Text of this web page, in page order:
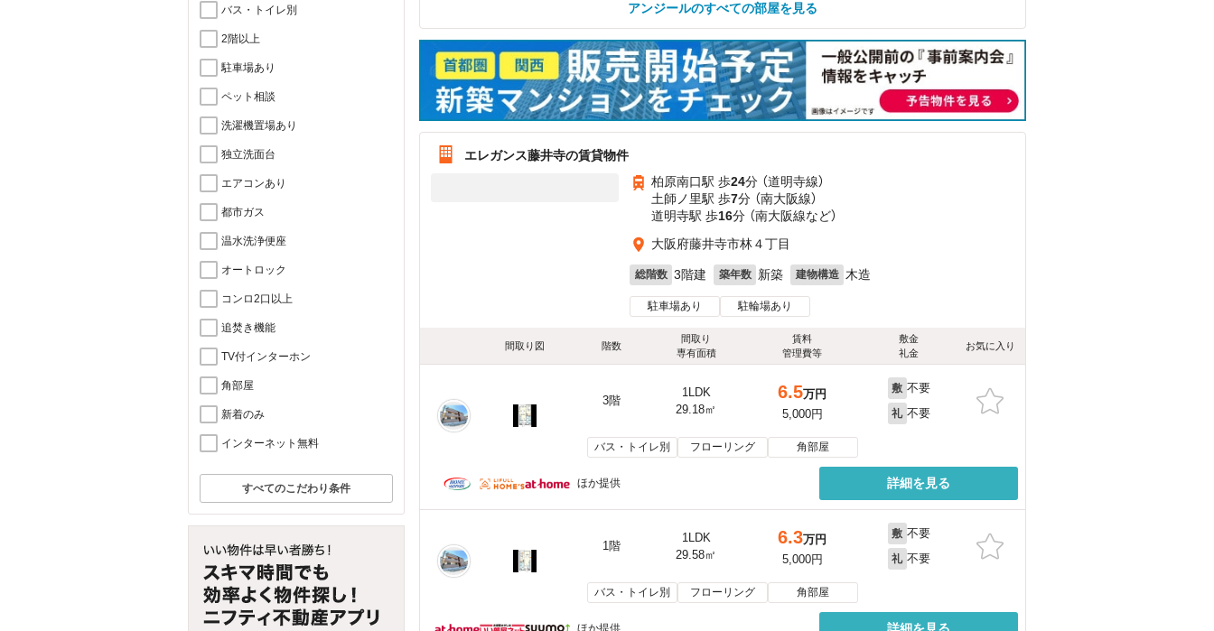
バス・トイレ別
2階以上
駐車場あり
ペット相談
洗濯機置場あり
独立洗面台
エアコンあり
都市ガス
温水洗浄便座
オートロック
コンロ2口以上
追焚き機能
TV付インターホン
角部屋
新着のみ
インターネット無料
すべてのこだわり条件
アンジールのすべての部屋を見る
エレガンス藤井寺の賃貸物件
柏原南口駅 歩24分 （道明寺線）
土師ノ里駅 歩7分 （南大阪線）
道明寺駅 歩16分 （南大阪線など）
大阪府藤井寺市林４丁目
総階数 3階建 築年数 新築 建物構造 木造
駐車場あり 駐輪場あり
間取り図 階数
間取り
専有面積
賃料
管理費等
敷金
礼金
お気に入り
3階
1LDK
29.18㎡
6.5万円
5,000円
敷 不要
礼 不要
バス・トイレ別 フローリング 角部屋
ほか提供 詳細を見る
1階
1LDK
29.58㎡
6.3万円
5,000円
敷 不要
礼 不要
バス・トイレ別 フローリング 角部屋
ほか提供 詳細を見る